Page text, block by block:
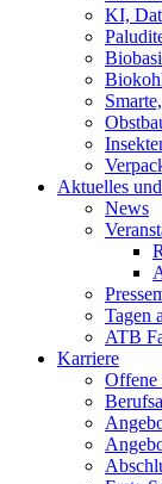
KI,
Aktuelles
News
Tagen
ATB
Karriere
Offene